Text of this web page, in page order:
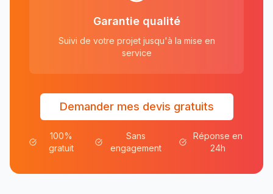
Garantie qualité
Suivi de votre projet jusqu'à la mise en
service
Demander mes devis gratuits
100%
gratuit
Sans
engagement
Réponse en
24h